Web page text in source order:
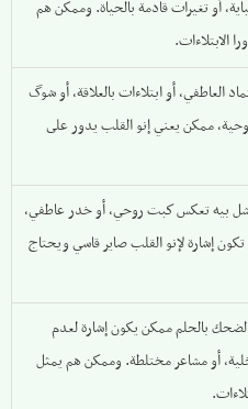
أو تغيرات قادمة بالحياة. وممكن هم
الابتلاءات.
العاطفي، أو ابتلاءات بالعلاقة، أو شوگ
ممكن يعني إنو القلب يدور على
بيه تعكس كبت روحي، أو خدر عاطفي،
إشارة لإنو القلب صاير قاسي ويحتاج
بالحلم ممكن يكون إشارة لعدم
أو مشاعر مختلطة. وممكن هم يمثل